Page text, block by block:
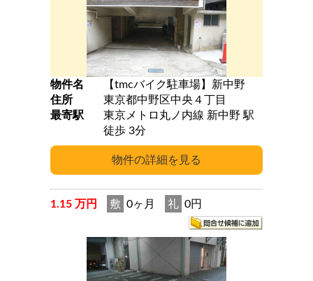
物件名
【tmcバイク駐車場】新中野
住所
東京都中野区中央４丁目
最寄駅
東京メトロ丸ノ内線 新中野 駅
徒歩 3分
1.15 万円 敷 0ヶ月 礼 0円